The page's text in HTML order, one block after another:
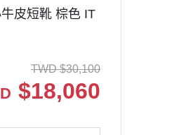
皮短靴 棕色 IT
TWD $30,100
$18,060